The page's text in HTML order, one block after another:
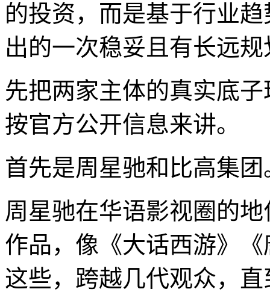
的投资，而是基于行业
出的一次稳妥且有长远
先把两家主体的真实底
按官方公开信息来讲。
首先是周星驰和比高集团
周星驰在华语影视圈的
作品，像《大话西游》
这些，跨越几代观众，